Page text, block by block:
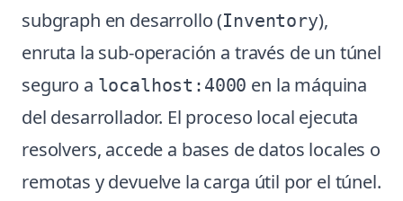
subgraph en desarrollo (Inventory),
enruta la sub-operación a través de un túnel
seguro a localhost:4000 en la máquina
del desarrollador. El proceso local ejecuta
resolvers, accede a bases de datos locales o
remotas y devuelve la carga útil por el túnel.